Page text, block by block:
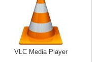
VLC Media Player